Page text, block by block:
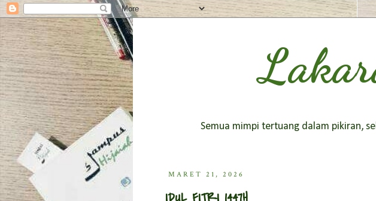
Semua mimpi tertuang dalam pikiran,
MARET 21, 2026
IDUL FITRI 1447H